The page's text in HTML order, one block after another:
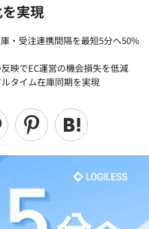
実現
・受注連携間隔を最短5分へ50%
映でEC運営の機会損失を低減
タイム在庫同期を実現